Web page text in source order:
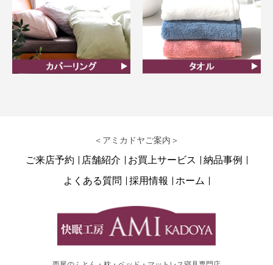
＜アミカドヤご案内＞
ご来店予約 店舗紹介 お買上サービス
納品事例
よくある質問
採用情報 ホーム